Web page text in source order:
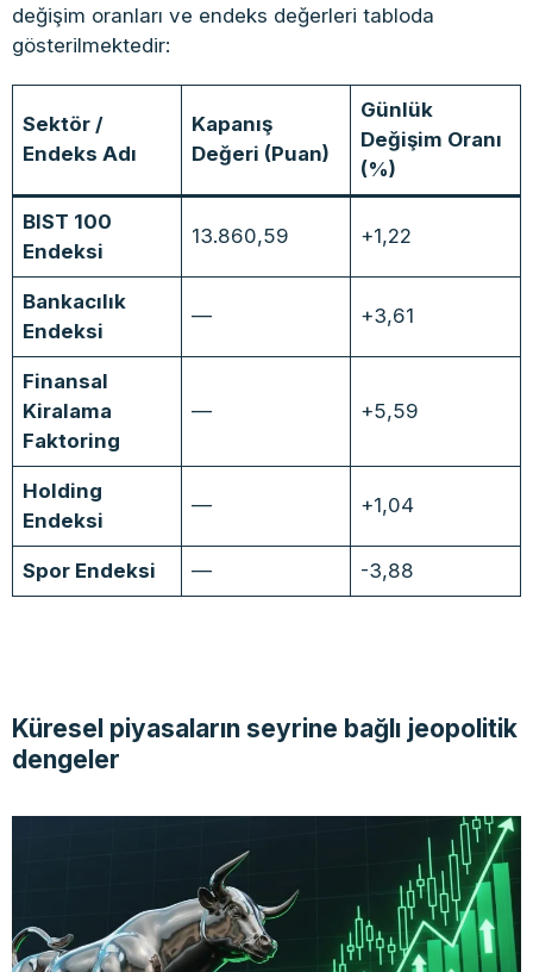
değişim oranları ve endeks değerleri tabloda
gösterilmektedir:
Sektör /
Endeks Adı
Kapanış
Değeri (Puan)
Günlük
Değişim Oranı
(%)
BIST 100
Endeksi
13.860,59 +1,22
Bankacılık
Endeksi
— +3,61
Finansal
Kiralama
Faktoring
— +5,59
Holding
Endeksi
— +1,04
Spor Endeksi — -3,88
Küresel piyasaların seyrine bağlı jeopolitik
dengeler